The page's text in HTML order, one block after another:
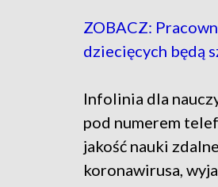
ZOBACZ:
dziecięcych będą
Infolinia dla
pod numerem
jakość nauki
koronawirusa,